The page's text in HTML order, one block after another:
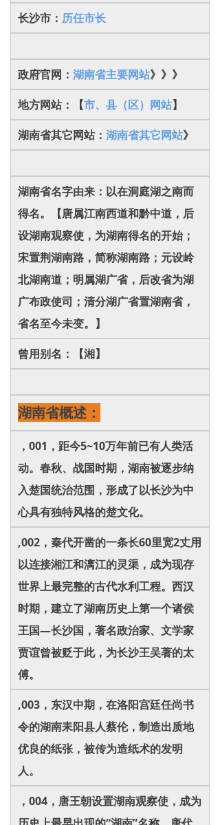
长沙市： 历任市长
政府官网： 湖南省主要网站》》》
地方网站：【市、县（区）网站】
湖南省其它网站： 湖南省其它网站》
湖南省名字由来：以在洞庭湖之南而
得名。【唐属江南西道和黔中道，后
设湖南观察使，为湖南得名的开始；
宋置荆湖南路，简称湖南路；元设岭
北湖南道；明属湖广省，后改省为湖
广布政使司；清分湖广省置湖南省，
省名至今未变。】
曾用别名：【湘】
湖南省概述：
，001，距今5~10万年前已有人类活
动。春秋、战国时期，湖南被逐步纳
入楚国统治范围，形成了以长沙为中
心具有独特风格的楚文化。
,002，秦代开凿的一条长60里宽2丈用
以连接湘江和漓江的灵渠，成为现存
世界上最完整的古代水利工程。西汉
时期，建立了湖南历史上第一个诸侯
王国—长沙国，著名政治家、文学家
贾谊曾被贬于此，为长沙王吴著的太
傅。
,003，东汉中期，在洛阳宫廷任尚书
令的湖南耒阳县人蔡伦，制造出质地
优良的纸张，被传为造纸术的发明
人。
，004，唐王朝设置湖南观察使，成为